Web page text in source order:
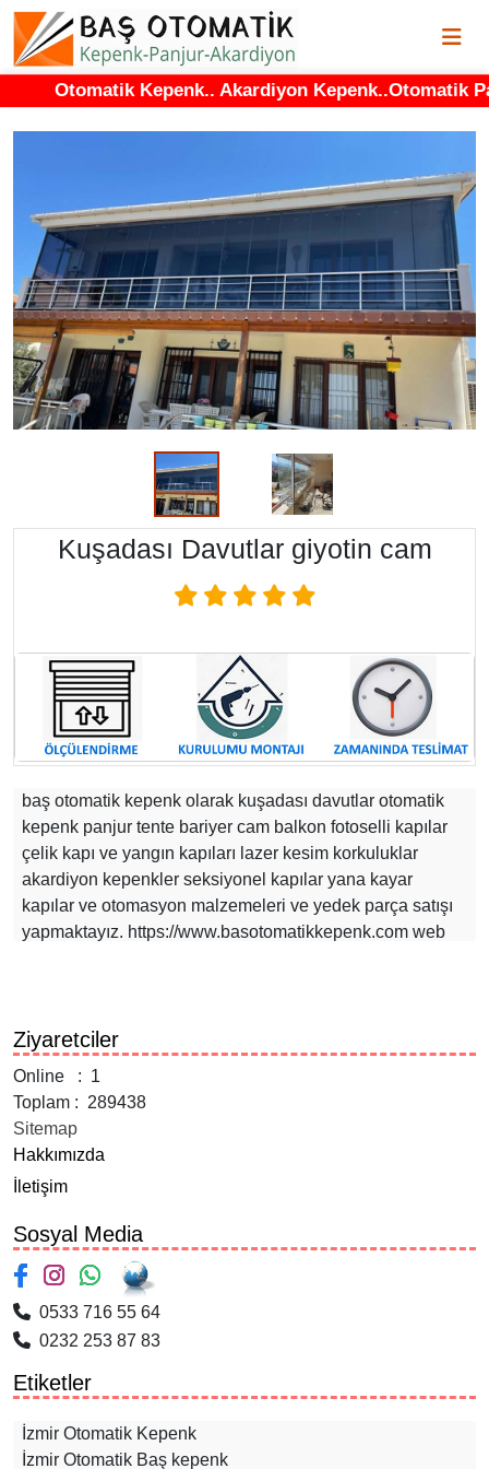
Otomatik Kepenk.. Akardiyon Kepenk..Otomatik
Kuşadası Davutlar giyotin cam
baş otomatik kepenk olarak kuşadası davutlar otomatik
kepenk panjur tente bariyer cam balkon fotoselli kapılar
çelik kapı ve yangın kapıları lazer kesim korkuluklar
akardiyon kepenkler seksiyonel kapılar yana kayar
kapılar ve otomasyon malzemeleri ve yedek parça satışı
yapmaktayız. https://www.basotomatikkepenk.com web
Ziyaretciler
Online : 1
Toplam : 289438
Sitemap
Hakkımızda
İletişim
Sosyal Media
0533 716 55 64
0232 253 87 83
Etiketler
İzmir Otomatik Kepenk
İzmir Otomatik Baş kepenk